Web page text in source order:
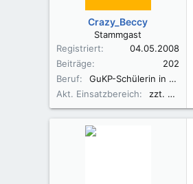
Crazy_Beccy
Stammgast
Registriert
04.05.2008
Beiträge
202
Beruf
GuKP-Schülerin in Lemgo
Akt. Einsatzbereich
zzt. noch Schule :D